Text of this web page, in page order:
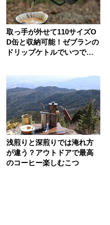
取っ手が外せて110サイズO
D缶と収納可能！ゼブランの
ドリップケトルでいつでも
浅煎りと深煎りでは淹れ方
が違う？アウトドアで最高
のコーヒー楽しむこつ